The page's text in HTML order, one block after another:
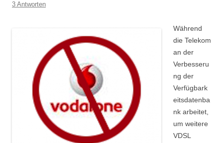
3 Antworten
Während
die Telekom
an der
Verbesseru
ng der
Verfügbark
eitsdatenba
nk arbeitet,
um weitere
VDSL